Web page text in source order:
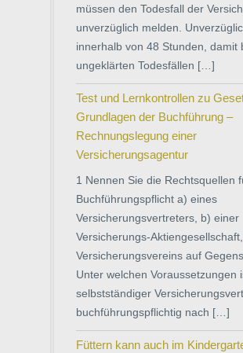
müssen den Todesfall der
unverzüglich melden.
innerhalb von 48 Stunden, damit
ungeklärten Todesfällen […]
Test und Lernkontrollen zu
Grundlagen der Buchführung –
Rechnungslegung einer
Versicherungsagentur
1 Nennen Sie die Rechtsquellen
Buchführungspflicht a) eines
Versicherungsvertreters, b) einer
Versicherungs-
Versicherungsvereins auf
Unter welchen Voraussetzungen
selbstständiger
buchführungspflichtig nach […]
Füttern kann auch im